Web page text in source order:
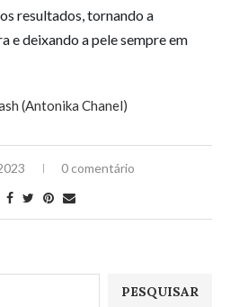
resultados, tornando a
e deixando a pele sempre em
(Antonika Chanel)
0 comentário
PESQUISAR